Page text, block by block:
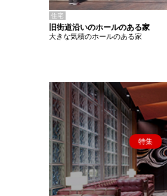
住宅
旧街道沿いのホールのある家
大きな気積のホールのある家
特集